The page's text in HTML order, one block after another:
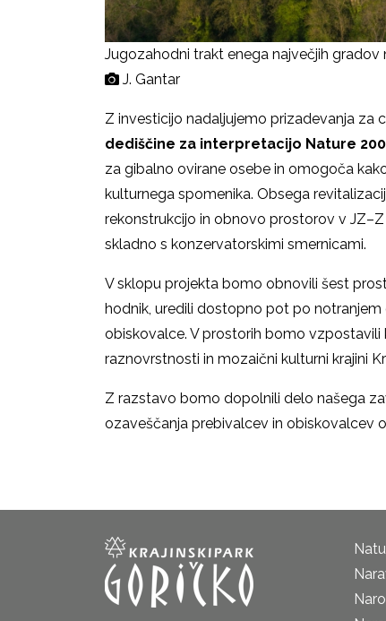
Jugozahodni trakt enega največjih
J. Gantar
Z investicijo nadaljujemo prizadevanja za
dediščine za interpretacijo Nature
za gibalno ovirane osebe in omogoča
kulturnega spomenika. Obsega
rekonstrukcijo in obnovo prostorov v
skladno s konzervatorskimi smernicami.
V sklopu projekta bomo obnovili šest
hodnik, uredili dostopno pot po
obiskovalce. V prostorih bomo
raznovrstnosti in mozaični kulturni krajini
Z razstavo bomo dopolnili delo našega
ozaveščanja prebivalcev in obiskovalcev